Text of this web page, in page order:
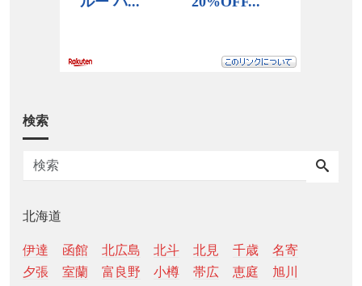
検索
北海道
伊達 函館 北広島 北斗 北見 千歳
名寄
夕張
室蘭 富良野 小樽 帯広 恵庭
旭川